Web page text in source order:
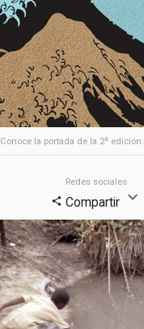
Conoce la portada de la 2a edición.
Redes sociales
share Compartir expand_more